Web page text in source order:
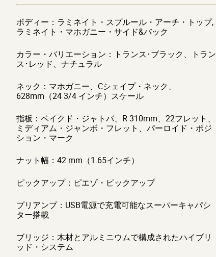
ボディー：ラミネイト・スプルール・アーチ・トップ,
ラミネイト・マホガニー・サイド&バック
カラー・バリエーション：トランス･ブラック、トラン
ス･レッド、ナチュラル
ネック：マホガニー、Cシェイプ・ネック、
628mm（24 3/4 インチ）スケール
指板：ベイクド・ジャトバ、R 310mm、22フレット、
ミディアム・ジャンボ・フレット、パーロイド・ポジ
ション・マーク
ナット幅：42 mm（1.65インチ）
ピックアップ：ピエゾ・ピックアップ
プリアンプ：USB電源で充電可能なスーパーキャパシ
ター搭載
ブリッジ：木材とアルミニウムで構成されたハイブリ
ッド・システム